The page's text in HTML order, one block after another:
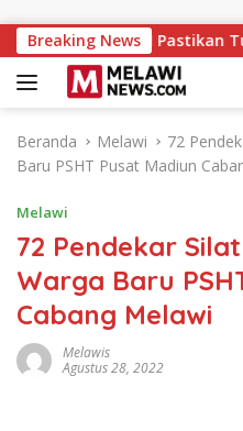
Breaking News
PERPANI Pastikan
Beranda Melawi
72
Baru PSHT Pusat Madiun
Melawi
72 Pendekar
Warga Baru
Cabang Melawi
Melawis
Agustus 28, 2022